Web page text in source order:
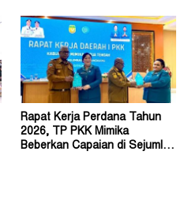
Rapat Kerja Perdana Tahun
2026, TP PKK Mimika
Beberkan Capaian di Sejumlah